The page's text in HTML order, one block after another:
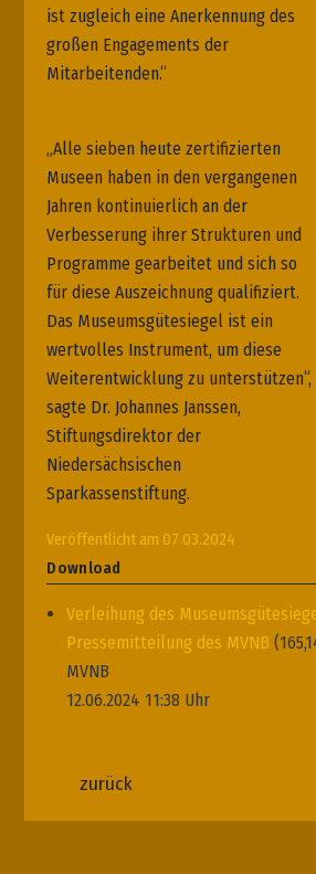
ist zugleich eine Anerkennung des
großen Engagements der
Mitarbeitenden.“
„Alle sieben heute zertifizierten
Museen haben in den vergangenen
Jahren kontinuierlich an der
Verbesserung ihrer Strukturen und
Programme gearbeitet und sich so
für diese Auszeichnung qualifiziert.
Das Museumsgütesiegel ist ein
wertvolles Instrument, um diese
Weiterentwicklung zu unterstützen“,
sagte Dr. Johannes Janssen,
Stiftungsdirektor der
Niedersächsischen
Sparkassenstiftung.
Veröffentlicht am 07.03.2024
Download
Verleihung des
Pressemitteilung des MVNB
MVNB
12.06.2024 11:38 Uhr
zurück